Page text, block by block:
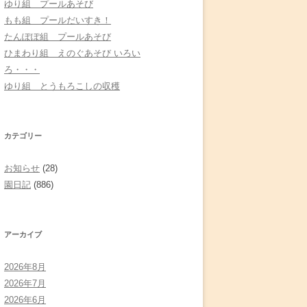
ゆり組 プールあそび
もも組 プールだいすき！
たんぽぽ組 プールあそび
ひまわり組 えのぐあそび いろい
ろ・・・
ゆり組 とうもろこしの収穫
カテゴリー
お知らせ (28)
園日記 (886)
アーカイブ
2026年8月
2026年7月
2026年6月